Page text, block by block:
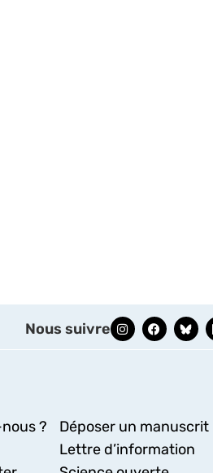
Nous suivre
?
Déposer un manuscrit
Lettre d’information